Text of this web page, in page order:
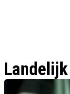
Landelijk